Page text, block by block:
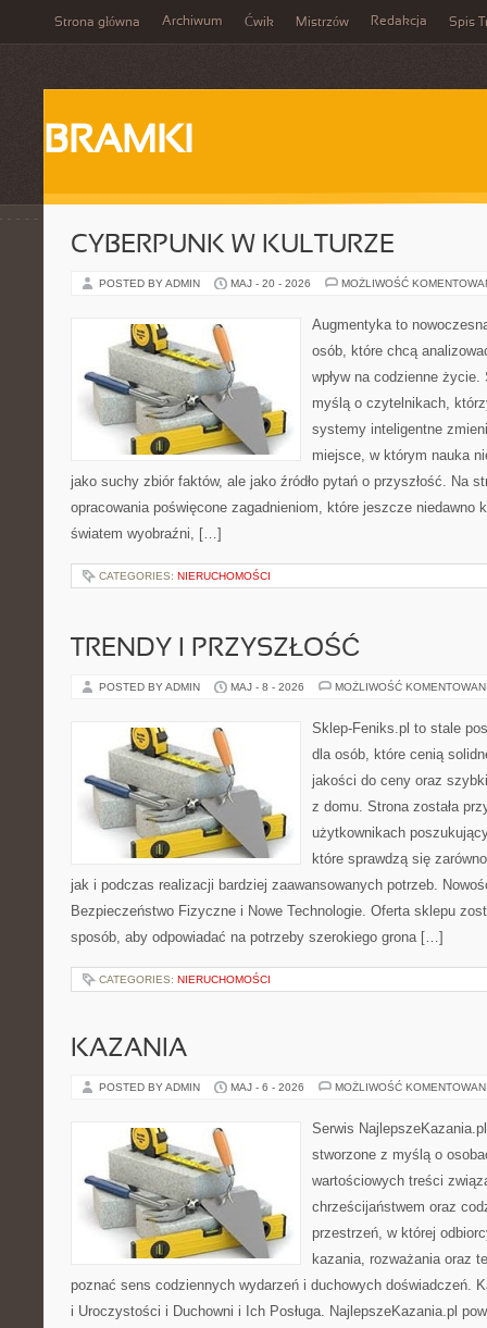
Strona główna Archiwum Ćwik Mistrzów Redakcja Spis
BRAMKI
CYBERPUNK W KULTURZE
POSTED BY ADMIN MAJ - 20 - 2026 MOŻLIWOŚĆ
Augmentyka to
osób, które chcą
wpływ na codzienne
myślą o czytelnikach,
systemy inteligentne
miejsce, w którym nauka
jako suchy zbiór faktów, ale jako źródło pytań o przyszłość. Na
opracowania poświęcone zagadnieniom, które jeszcze niedawno
światem wyobraźni, […]
CATEGORIES: NIERUCHOMOŚCI
TRENDY I PRZYSZŁOŚĆ
POSTED BY ADMIN MAJ - 8 - 2026 MOŻLIWOŚĆ
Sklep-Feniks.pl to stale
dla osób, które cenią
jakości do ceny oraz
z domu. Strona została
użytkownikach
które sprawdzą się
jak i podczas realizacji bardziej zaawansowanych potrzeb.
Bezpieczeństwo Fizyczne i Nowe Technologie. Oferta sklepu
sposób, aby odpowiadać na potrzeby szerokiego grona […]
CATEGORIES: NIERUCHOMOŚCI
KAZANIA
POSTED BY ADMIN MAJ - 6 - 2026 MOŻLIWOŚĆ
Serwis
stworzone z myślą o
wartościowych treści
chrześcijaństwem oraz
przestrzeń, w której
kazania, rozważania oraz
poznać sens codziennych wydarzeń i duchowych doświadczeń.
i Uroczystości i Duchowni i Ich Posługa. NajlepszeKazania.pl